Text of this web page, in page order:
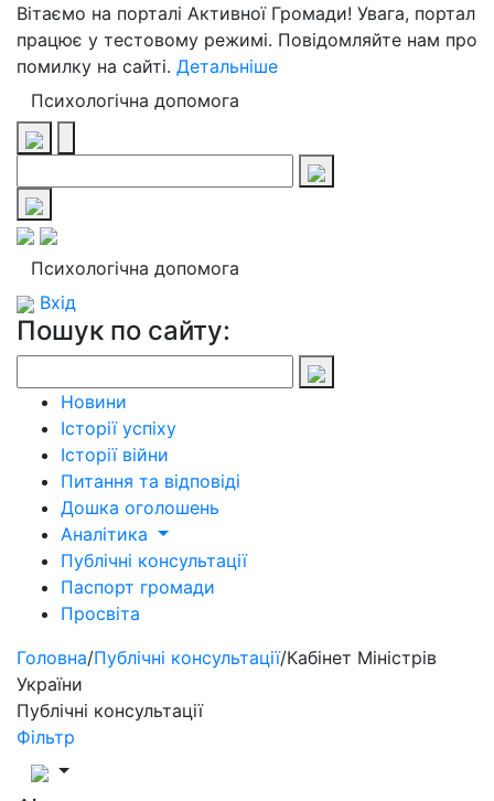
Вітаємо на порталі Активної Громади! Увага, портал
працює у тестовому режимі. Повідомляйте нам про
помилку на сайті. Детальніше
Психологічна допомога
Психологічна допомога
Вхід
Пошук по сайту:
Новини
Історії успіху
Історії війни
Питання та відповіді
Дошка оголошень
Аналітика
Публічні консультації
Паспорт громади
Просвіта
Головна/Публічні консультації/Кабінет Міністрів
України
Публічні консультації
Фільтр